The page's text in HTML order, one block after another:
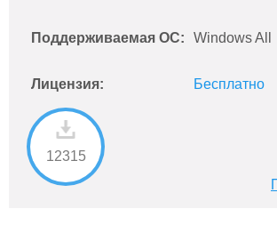
Поддерживаемая ОС: Windows All
Лицензия: Бесплатно
12315